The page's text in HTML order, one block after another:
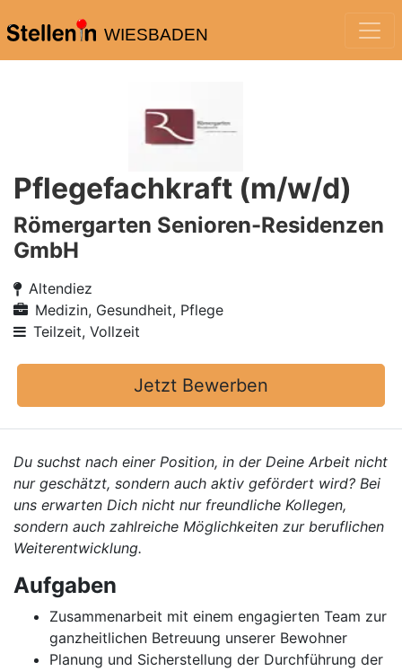
WIESBADEN
Pflegefachkraft (m/w/d)
Römergarten Senioren-Residenzen
GmbH
Altendiez
Medizin, Gesundheit, Pflege
Teilzeit, Vollzeit
Jetzt Bewerben
Du suchst nach einer Position, in der Deine Arbeit nicht
nur geschätzt, sondern auch aktiv gefördert wird? Bei
uns erwarten Dich nicht nur freundliche Kollegen,
sondern auch zahlreiche Möglichkeiten zur beruflichen
Weiterentwicklung.
Aufgaben
Zusammenarbeit mit einem engagierten Team zur
ganzheitlichen Betreuung unserer Bewohner
Planung und Sicherstellung der Durchführung der